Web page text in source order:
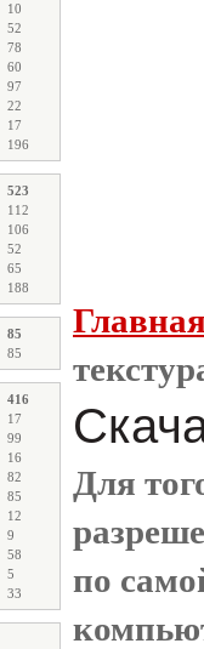
10
52
78
60
97
22
17
196
523
112
106
52
65
188
85
85
416
17
99
16
82
85
12
9
58
5
33
Для
по